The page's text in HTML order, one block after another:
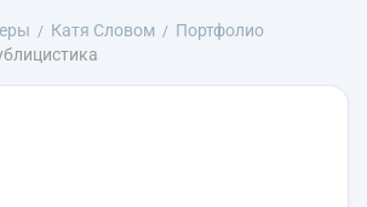
Катя Словом
Портфолио